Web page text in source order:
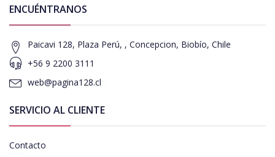
ENCUÉNTRANOS
Paicavi 128, Plaza Perú, , Concepcion, Biobío, Chile
+56 9 2200 3111
web@pagina128.cl
SERVICIO AL CLIENTE
Contacto